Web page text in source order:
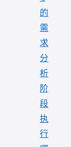
的
需
求
分
析
阶
段
执
行